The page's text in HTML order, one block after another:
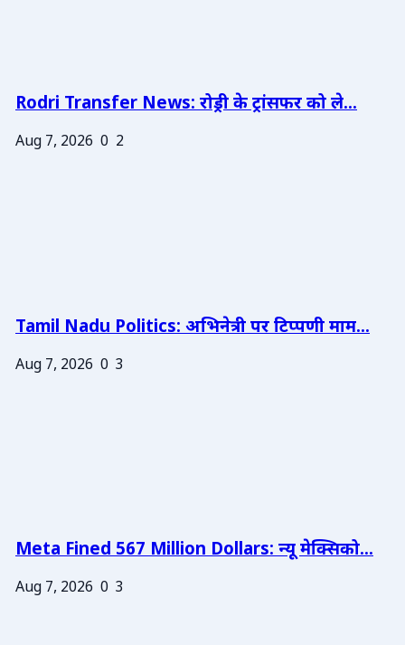
Rodri Transfer News: रोड्री के ट्रांसफर को ले...
Aug 7, 2026 0 2
Tamil Nadu Politics: अभिनेत्री पर टिप्पणी माम...
Aug 7, 2026 0 3
Meta Fined 567 Million Dollars: न्यू मेक्सिको...
Aug 7, 2026 0 3